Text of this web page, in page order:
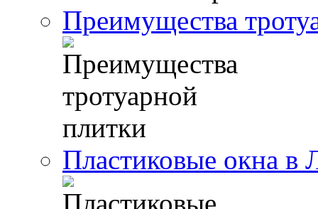
Преимущества
Пластиковые окна в